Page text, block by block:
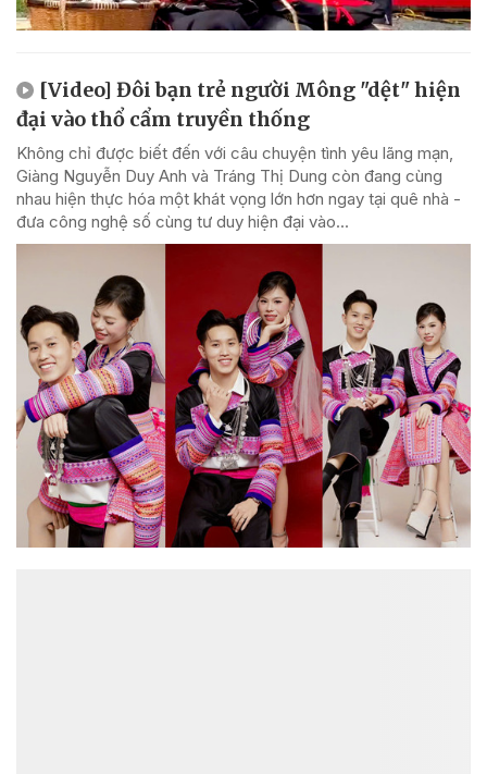
[Video] Đôi bạn trẻ người Mông "dệt" hiện
đại vào thổ cẩm truyền thống
Không chỉ được biết đến với câu chuyện tình yêu lãng mạn,
Giàng Nguyễn Duy Anh và Tráng Thị Dung còn đang cùng
nhau hiện thực hóa một khát vọng lớn hơn ngay tại quê nhà -
đưa công nghệ số cùng tư duy hiện đại vào...